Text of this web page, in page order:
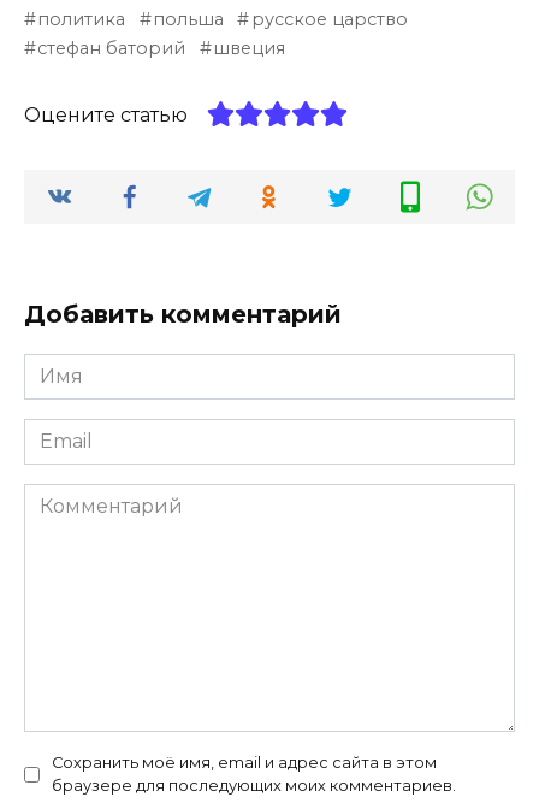
политика
польша
русское царство
стефан баторий
швеция
Оцените статью
Добавить комментарий
Имя
*
Email
*
Комментарий
Сохранить моё имя, email и адрес сайта в этом
браузере для последующих моих комментариев.